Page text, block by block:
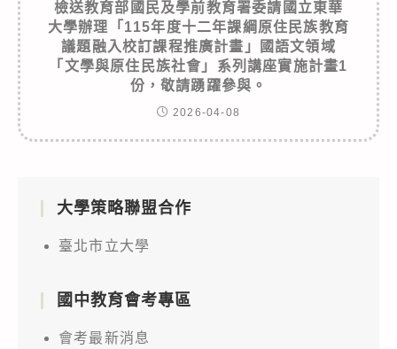
檢送教育部國民及學前教育署委請國立東華
大學辦理「115年度十二年課綱原住民族教育
議題融入校訂課程推廣計畫」國語文領域
「文學與原住民族社會」系列講座實施計畫1
份，敬請踴躍參與。
2026-04-08
大學策略聯盟合作
臺北市立大學
國中教育會考專區
會考最新消息